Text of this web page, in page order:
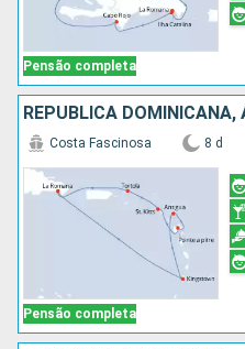
Pensão completa
Pensão completa
Costa Fascinosa 8 d